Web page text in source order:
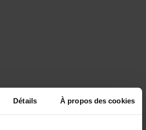
Détails À propos des cookies